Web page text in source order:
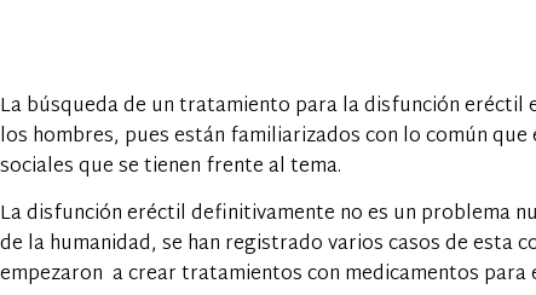
La búsqueda de un tratamiento para la disfunción eréctil
los hombres, pues están familiarizados con lo común
sociales que se tienen frente al tema.
La disfunción eréctil definitivamente no es un problema
de la humanidad, se han registrado varios casos de esta
empezaron a crear tratamientos con medicamentos